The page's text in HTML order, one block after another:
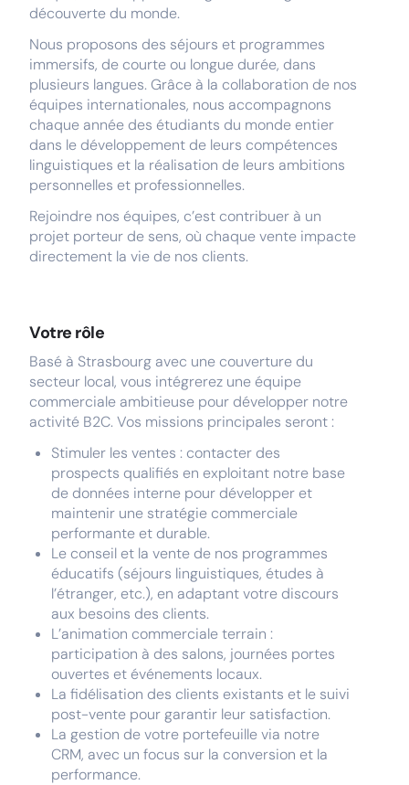
découverte du monde.
Nous proposons des séjours et programmes
immersifs, de courte ou longue durée, dans
plusieurs langues. Grâce à la collaboration de nos
équipes internationales, nous accompagnons
chaque année des étudiants du monde entier
dans le développement de leurs compétences
linguistiques et la réalisation de leurs ambitions
personnelles et professionnelles.
Rejoindre nos équipes, c’est contribuer à un
projet porteur de sens, où chaque vente impacte
directement la vie de nos clients.
Votre rôle
Basé à Strasbourg avec une couverture du
secteur local, vous intégrerez une équipe
commerciale ambitieuse pour développer notre
activité B2C. Vos missions principales seront :
Stimuler les ventes : contacter des
prospects qualifiés en exploitant notre base
de données interne pour développer et
maintenir une stratégie commerciale
performante et durable.
Le conseil et la vente de nos programmes
éducatifs (séjours linguistiques, études à
l’étranger, etc.), en adaptant votre discours
aux besoins des clients.
L’animation commerciale terrain :
participation à des salons, journées portes
ouvertes et événements locaux.
La fidélisation des clients existants et le suivi
post-vente pour garantir leur satisfaction.
La gestion de votre portefeuille via notre
CRM, avec un focus sur la conversion et la
performance.